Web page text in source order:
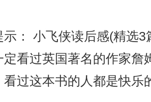
示： 小飞侠读后感(精选
定看过英国著名的作家詹
看过这本书的人都是快乐